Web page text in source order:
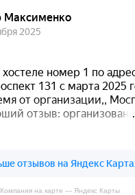
Компания на карте — Яндекс Карты